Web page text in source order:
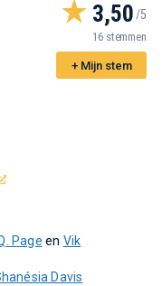
3,50
16 stemmen
+ Mijn stem
Page en Vik
Davis